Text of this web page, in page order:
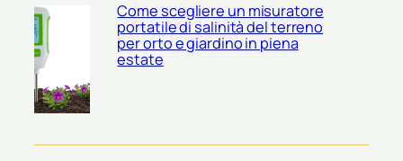
Come scegliere un misuratore
portatile di salinità del terreno
per orto e giardino in piena
estate